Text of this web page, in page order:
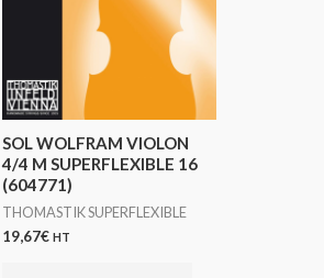
SOL WOLFRAM VIOLON
4/4 M SUPERFLEXIBLE 16
(604771)
THOMASTIK SUPERFLEXIBLE
19,67€ HT